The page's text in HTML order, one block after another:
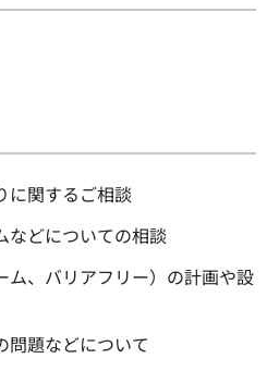
に関するご相談
などについての相談
ム、バリアフリー）の計画や設
問題などについて